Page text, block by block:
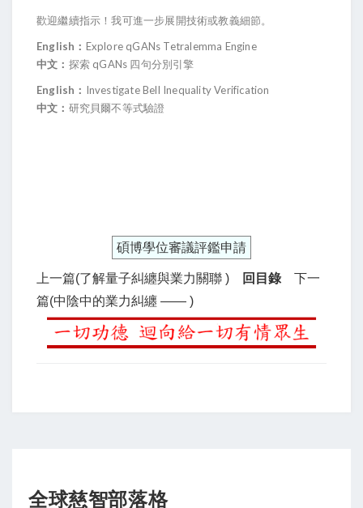
歡迎繼續指示！我可進一步展開技術或教義細節。
English： Explore qGANs Tetralemma Engine
中文： 探索 qGANs 四句分別引擎
English ： Investigate Bell Inequality Verification
中文： 研究貝爾不等式驗證
碩博學位審議評鑑申請
上一篇(了解量子糾纏與業力關聯 ) 回目錄
下一
篇(中陰中的業力糾纏 —— )
全球慈智部落格